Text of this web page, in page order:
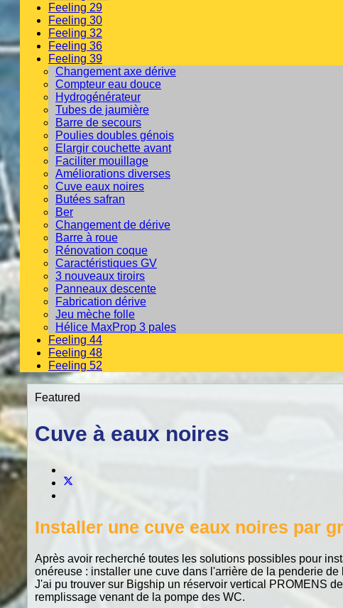
Feeling 29
Feeling 30
Feeling 32
Feeling 36
Feeling 39
Changement axe dérive
Compteur eau douce
Hydrogénérateur
Tubes de jaumière
Barre de secours
Poulies doubles génois
Elargir couchette avant
Faciliter mouillage
Améliorations diverses
Cuve eaux noires
Butées safran
Ber
Changement de dérive
Barre à roue
Rénovation coque
Caractéristiques GV
3 nouveaux tiroirs
Panneaux descente
Fabrication dérive
Jeu mèche folle
Hélice MaxProp 3 pales
Feeling 44
Feeling 48
Feeling 52
Featured
Cuve à eaux noires
Installer une cuve eaux noires par
Après avoir recherché toutes les solutions possibles pour
onéreuse : installer une cuve dans l'arrière de la penderie
J'ai pu trouver sur Bigship un réservoir vertical PROMENS
remplissage venant de la pompe des WC.